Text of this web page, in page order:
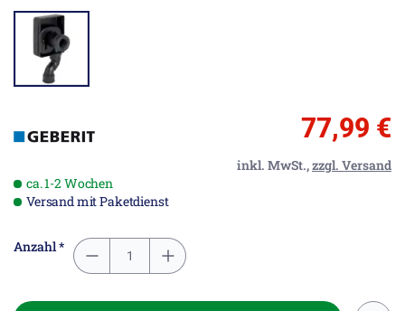
77,99 €
inkl. MwSt.,zzgl. Versand
ca. 1-2 Wochen
Versand mit Paketdienst
Anzahl *